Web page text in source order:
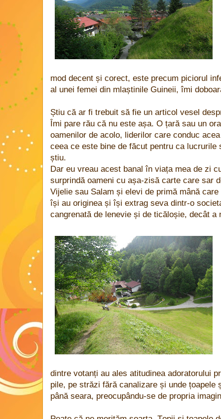
mod decent și corect, este precum piciorul
al unei femei din mlaștinile Guineii, îmi
Știu că ar fi trebuit să fie un articol vesel
Îmi pare rău că nu este așa. O țară sau un
oamenilor de acolo, liderilor care conduc
ceea ce este bine de făcut pentru ca lucrurile
știu.
Dar eu vreau acest banal în viața mea de zi
surprindă oameni cu așa-zisă carte care sar
Vijelie sau Salam și elevi de primă mână
își au originea și își extrag seva dintr-o
cangrenată de lenevie și de ticăloșie, decât a
dintre votanți au ales atitudinea adoratorului
pile, pe străzi fără canalizare și unde
până seara, preocupându-se de propria